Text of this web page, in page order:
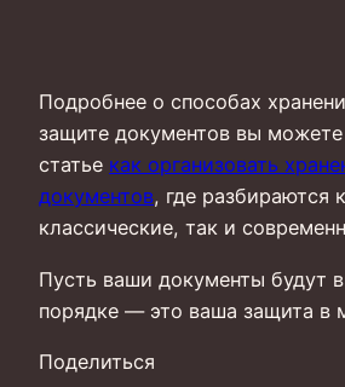
Подробнее о способах
защите документов вы можете
статье как организовать
документов, где разбираются
классические, так и
Пусть ваши документы будут
порядке — это ваша защита в
Поделиться